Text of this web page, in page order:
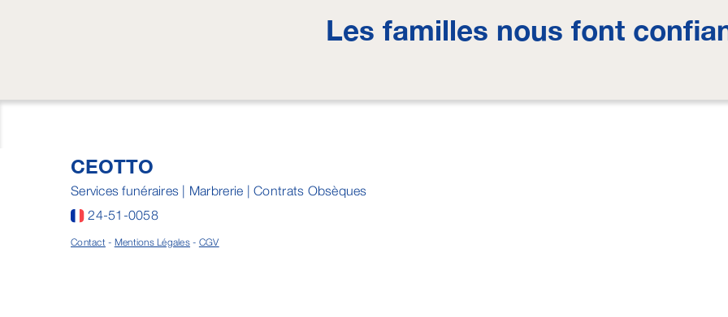
Les familles nous font
CEOTTO
Services funéraires | Marbrerie | Contrats Obsèques
24-51-0058
Contact- Mentions Légales - CGV